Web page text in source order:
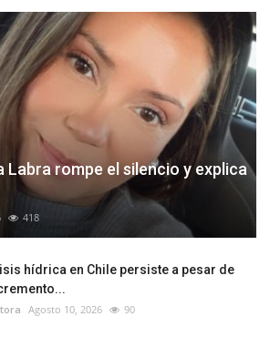
Labra rompe el silencio y explica
418
hídrica en Chile persiste a pesar de
Agosto 10, 2026 90